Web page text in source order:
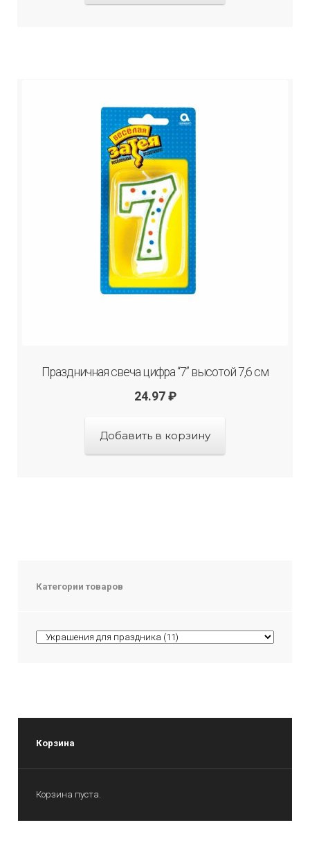
Праздничная свеча цифра “7” высотой 7,6 см
24.97 ₽
Добавить в корзину
Категории товаров
Корзина
Корзина пуста.